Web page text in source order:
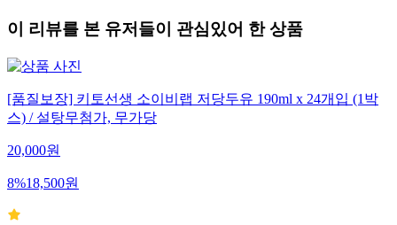
이 리뷰를 본 유저들이 관심있어 한 상품
[품질보장] 키토선생 소이비랩 저당두유 190ml x 24개입 (1박
스) / 설탕무첨가, 무가당
20,000원
8%18,500원